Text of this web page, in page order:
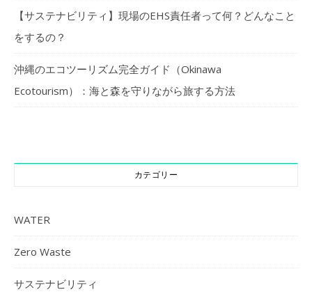
【サステナビリティ】現場のEHS責任者って何？どんなこと
をするの？
沖縄のエコツーリズム完全ガイド（Okinawa
Ecotourism）：海と森を守りながら旅する方法
カテゴリー
WATER
Zero Waste
サステナビリティ